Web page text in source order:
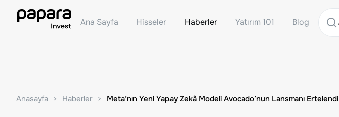
Ana Sayfa Hisseler Haberler Yatırım 101 Blog
Anasayfa Haberler Meta’nın Yeni Yapay Zekâ Modeli Avocado’nun Lansmanı Ertelendi